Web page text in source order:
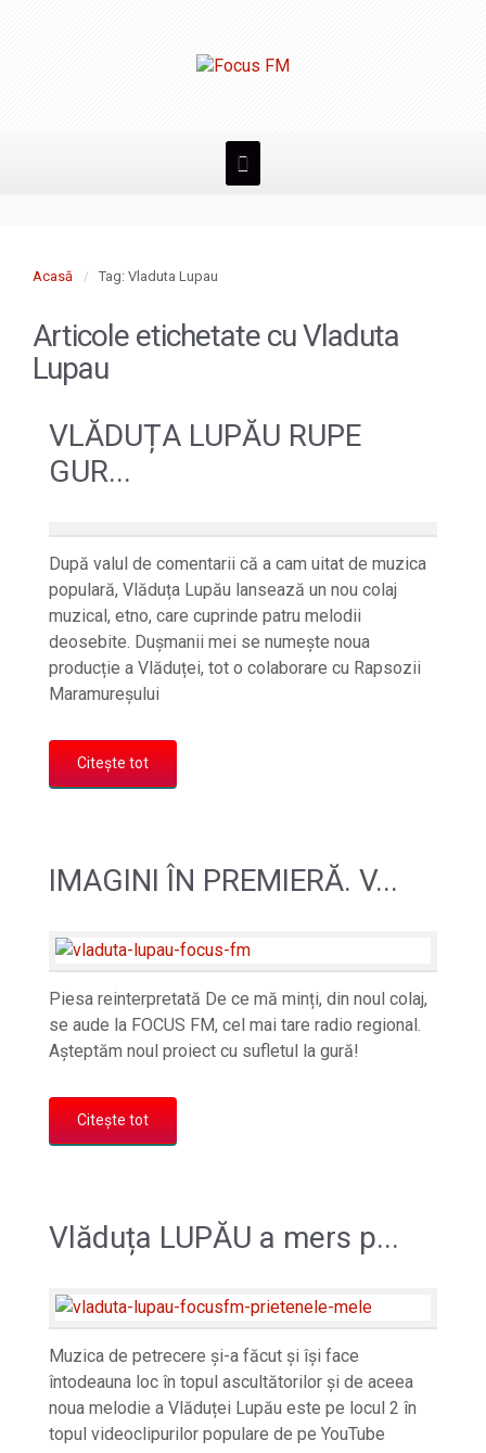
Acasă Tag: Vladuta Lupau
Articole etichetate cuVladuta
Lupau
VLĂDUȚA LUPĂU RUPE
GUR...
După valul de comentarii că a cam uitat de muzica
populară, Vlăduța Lupău lansează un nou colaj
muzical, etno, care cuprinde patru melodii
deosebite. Dușmanii mei se numește noua
producție a Vlăduței, tot o colaborare cu Rapsozii
Maramureșului
Citește tot
IMAGINI ÎN PREMIERĂ. V...
Piesa reinterpretată De ce mă minți, din noul colaj,
se aude la FOCUS FM, cel mai tare radio regional.
Așteptăm noul proiect cu sufletul la gură!
Citește tot
Vlăduța LUPĂU a mers p...
Muzica de petrecere și-a făcut și își face
întodeauna loc în topul ascultătorilor și de aceea
noua melodie a Vlăduței Lupău este pe locul 2 în
topul videoclipurilor populare de pe YouTube